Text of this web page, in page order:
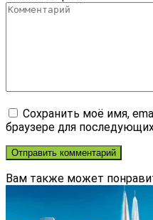
Сохранить моё имя,
браузере для
Вам также может